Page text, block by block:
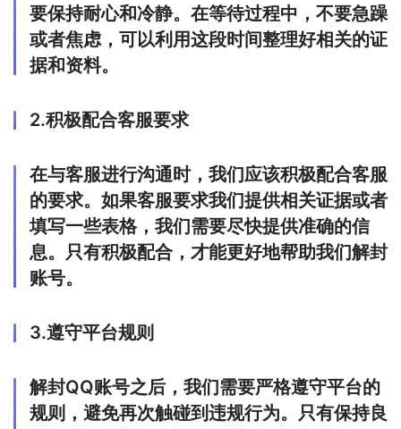
要保持耐心和冷静。在等待过程中，不要急躁
或者焦虑，可以利用这段时间整理好相关的证
据和资料。
2.积极配合客服要求
在与客服进行沟通时，我们应该积极配合客服
的要求。如果客服要求我们提供相关证据或者
填写一些表格，我们需要尽快提供准确的信
息。只有积极配合，才能更好地帮助我们解封
账号。
3.遵守平台规则
解封QQ账号之后，我们需要严格遵守平台的
规则，避免再次触碰到违规行为。只有保持良